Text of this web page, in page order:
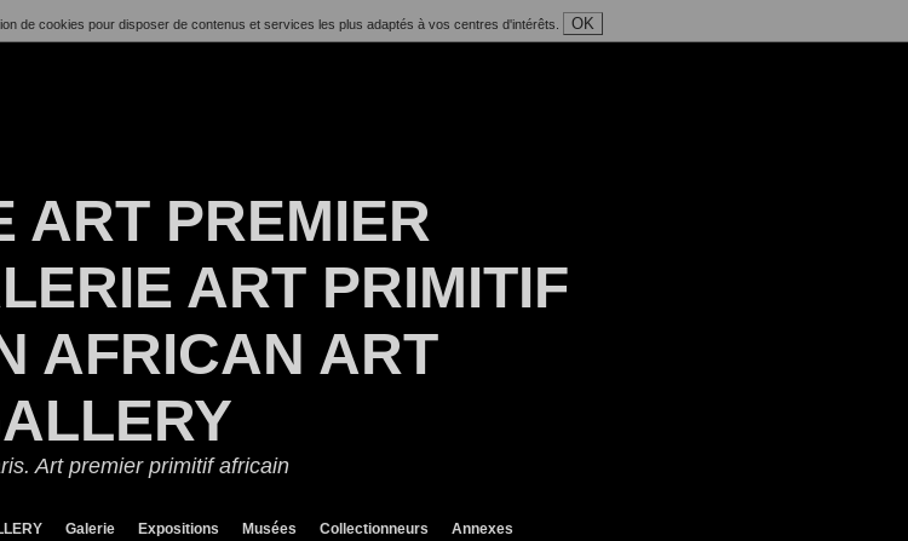
de cookies pour disposer de contenus et services les plus adaptés à vos centres d'intérêts. OK
ART PREMIER
ART PRIMITIF
AFRICAN ART
Art premier primitif africain
Galerie Expositions Musées Collectionneurs Annexes